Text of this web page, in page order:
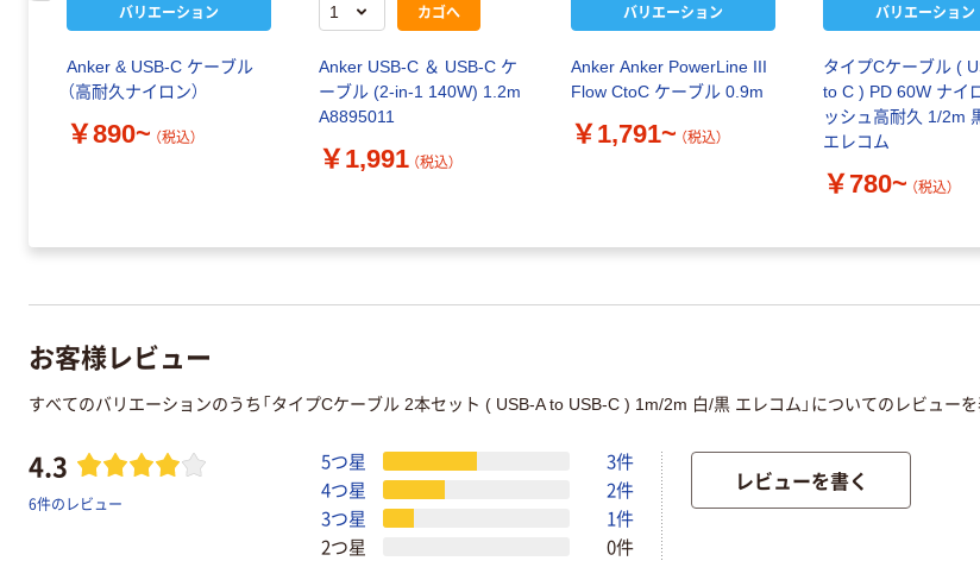
バリエーション
Anker & USB-C ケーブル
（高耐久ナイロン）
￥890~ （税込）
カゴへ
Anker USB-C ＆ USB-C ケ
ーブル (2-in-1 140W) 1.2m
A8895011
￥1,991 （税込）
バリエーション
Anker Anker PowerLine III
Flow CtoC ケーブル 0.9m
￥1,791~ （税込）
バリエーション
タイプCケーブル (
to C ) PD 60W ナイ
ッシュ高耐久 1/2m
エレコム
￥780~ （税込）
お客様レビュー
すべてのバリエーションのうち「タイプCケーブル 2本セット ( USB-A to USB-C ) 1m/2m 白/黒 エレコム」についてのレビューを
4.3
6件のレビュー
5つ星
3件
4つ星
2件
3つ星
1件
2つ星
0件
レビューを書く